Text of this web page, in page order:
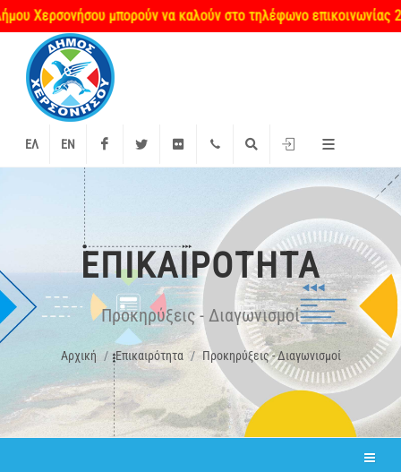
Χερσονήσου μπορούν να καλούν στο τηλέφωνο επικοινωνίας
ΕΛ EN FacebookTwitter Flickr +2897 340000Αναζήτηση
Είσοδος
ΕΠΙΚΑΙΡΌΤΗΤΑ
Προκηρύξεις - Διαγωνισμοί
Αρχική Επικαιρότητα Προκηρύξεις - Διαγωνισμοί